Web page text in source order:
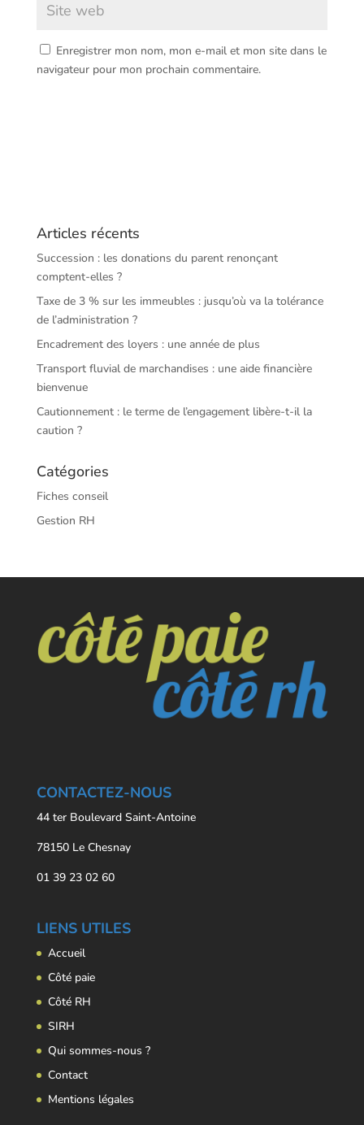
Enregistrer mon nom, mon e-mail et mon site dans le
navigateur pour mon prochain commentaire.
Articles récents
Succession : les donations du parent renonçant
comptent-elles ?
Taxe de 3 % sur les immeubles : jusqu’où va la tolérance
de l’administration ?
Encadrement des loyers : une année de plus
Transport fluvial de marchandises : une aide financière
bienvenue
Cautionnement : le terme de l’engagement libère-t-il la
caution ?
Catégories
Fiches conseil
Gestion RH
CONTACTEZ-NOUS
44 ter Boulevard Saint-Antoine
78150 Le Chesnay
01 39 23 02 60
LIENS UTILES
Accueil
Côté paie
Côté RH
SIRH
Qui sommes-nous ?
Contact
Mentions légales